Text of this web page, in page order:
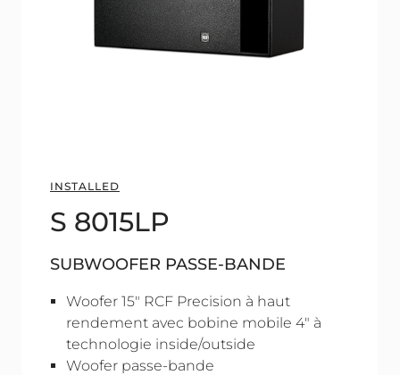
INSTALLED
S 8015LP
SUBWOOFER PASSE-BANDE
Woofer 15" RCF Precision à haut
rendement avec bobine mobile 4" à
technologie inside/outside
Woofer passe-bande